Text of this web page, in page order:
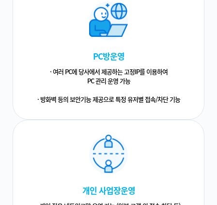
PC방운영
· 여러 PC에 당사에서 제공하는 고정IP를 이용하여
PC 관리 운영 가능
· 방화벽 등의 보안기능 제공으로 특정 유저별 접속/차단 기능
개인 사업장운영